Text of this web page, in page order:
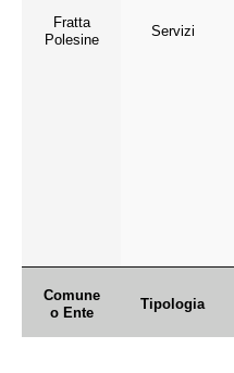
Comune
o Ente
Tipologia
Fratta
Polesine
Servizi